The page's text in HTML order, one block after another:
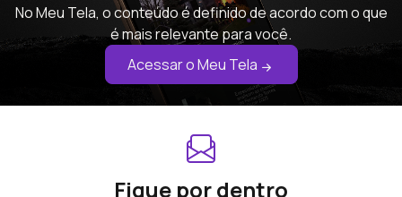
No Meu Tela, o conteúdo é definido de acordo com o que
é mais relevante para você.
Acessar o Meu Tela
Fique por dentro